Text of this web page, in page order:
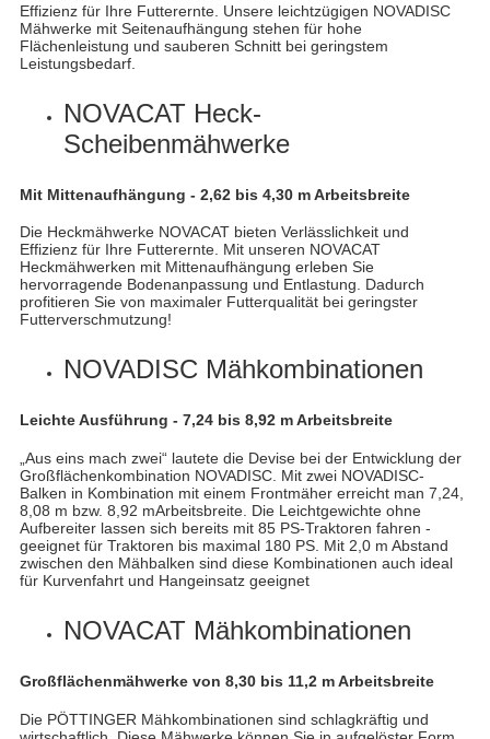
Effizienz für Ihre Futterernte. Unsere leichtzügigen NOVADISC
Mähwerke mit Seitenaufhängung stehen für hohe
Flächenleistung und sauberen Schnitt bei geringstem
Leistungsbedarf.
NOVACAT Heck-
Scheibenmähwerke
Mit Mittenaufhängung - 2,62 bis 4,30 m Arbeitsbreite
Die Heckmähwerke NOVACAT bieten Verlässlichkeit und
Effizienz für Ihre Futterernte. Mit unseren NOVACAT
Heckmähwerken mit Mittenaufhängung erleben Sie
hervorragende Bodenanpassung und Entlastung. Dadurch
profitieren Sie von maximaler Futterqualität bei geringster
Futterverschmutzung!
NOVADISC Mähkombinationen
Leichte Ausführung - 7,24 bis 8,92 m Arbeitsbreite
„Aus eins mach zwei“ lautete die Devise bei der Entwicklung der
Großflächenkombination NOVADISC. Mit zwei NOVADISC-
Balken in Kombination mit einem Frontmäher erreicht man 7,24,
8,08 m bzw. 8,92 mArbeitsbreite. Die Leichtgewichte ohne
Aufbereiter lassen sich bereits mit 85 PS-Traktoren fahren -
geeignet für Traktoren bis maximal 180 PS. Mit 2,0 m Abstand
zwischen den Mähbalken sind diese Kombinationen auch ideal
für Kurvenfahrt und Hangeinsatz geeignet
NOVACAT Mähkombinationen
Großflächenmähwerke von 8,30 bis 11,2 m Arbeitsbreite
Die PÖTTINGER Mähkombinationen sind schlagkräftig und